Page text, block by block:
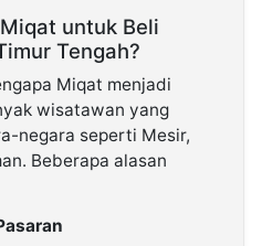
untuk Beli
Tengah?
Miqat menjadi
wisatawan yang
negara seperti Mesir,
Beberapa alasan